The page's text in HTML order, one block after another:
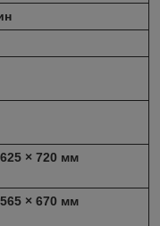
× 720 мм
× 670 мм